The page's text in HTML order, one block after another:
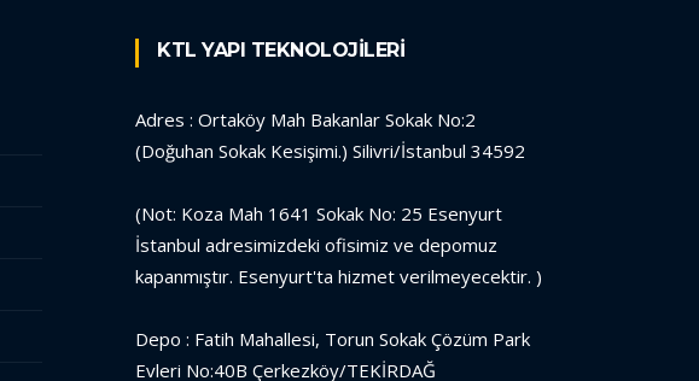
KTL YAPI TEKNOLOJİLERİ
Adres : Ortaköy Mah Bakanlar Sokak No:2
(Doğuhan Sokak Kesişimi.) Silivri/İstanbul 34592
(Not: Koza Mah 1641 Sokak No: 25 Esenyurt
İstanbul adresimizdeki ofisimiz ve depomuz
kapanmıştır. Esenyurt'ta hizmet verilmeyecektir. )
Depo : Fatih Mahallesi, Torun Sokak Çözüm Park
Evleri No:40B Çerkezköy/TEKİRDAĞ